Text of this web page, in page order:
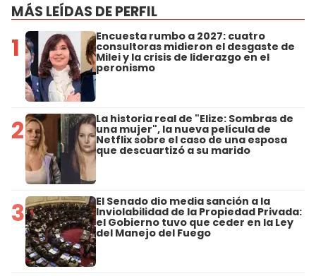
MÁS LEÍDAS DE PERFIL
1 Encuesta rumbo a 2027: cuatro
consultoras midieron el desgaste de
Milei y la crisis de liderazgo en el
peronismo
2 La historia real de "Elize: Sombras de
una mujer", la nueva película de
Netflix sobre el caso de una esposa
que descuartizó a su marido
3 El Senado dio media sanción a la
Inviolabilidad de la Propiedad Privada:
el Gobierno tuvo que ceder en la Ley
del Manejo del Fuego